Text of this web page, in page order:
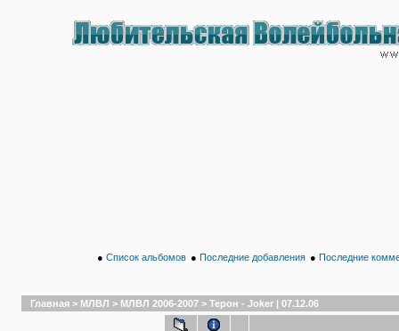
● Список альбомов ● Последние добавления ● Последние
Главная > МЛВЛ > МЛВЛ 2006-2007 > Терон - Joker | 07.12.06